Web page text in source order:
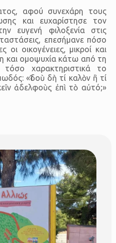
αφού συνεχάρη τους
και ευχαρίστησε τον
ευγενή φιλοξενία στις
επεσήμανε πόσο
οικογένειες, μικροί και
και ομοψυχία κάτω από τη
χαρακτηριστικά το
«Ἰδοὺ δὴ τί καλὸν ἢ τί
ἀδελφοὺς ἐπὶ τὸ αὐτό;»